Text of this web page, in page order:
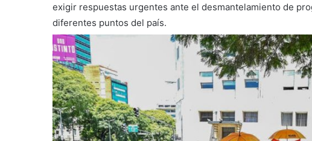
exigir respuestas urgentes ante el desmantelamiento de
diferentes puntos del país.